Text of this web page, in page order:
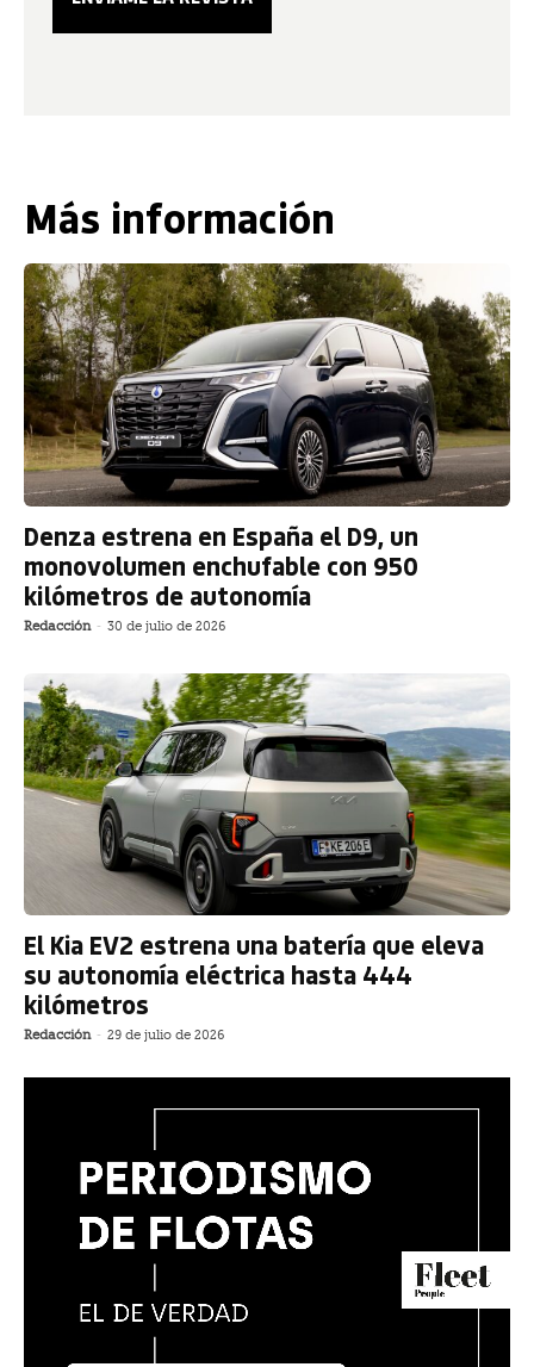
Más información
Denza estrena en España el D9, un
monovolumen enchufable con 950
kilómetros de autonomía
Redacción - 30 de julio de 2026
El Kia EV2 estrena una batería que eleva
su autonomía eléctrica hasta 444
kilómetros
Redacción - 29 de julio de 2026